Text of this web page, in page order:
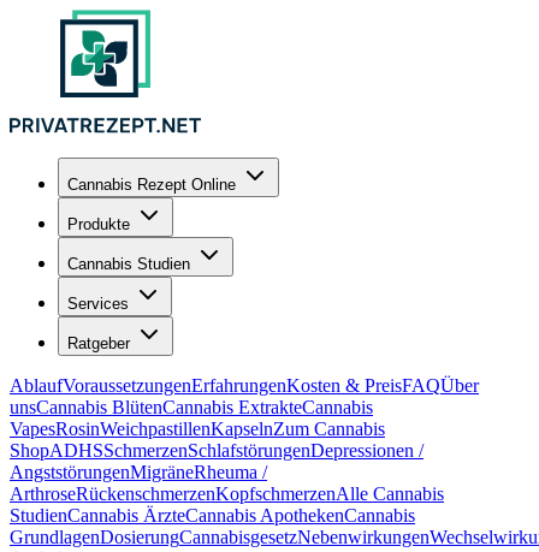
Cannabis Rezept Online
Produkte
Cannabis Studien
Services
Ratgeber
AblaufVoraussetzungenErfahrungenKosten & PreisFAQÜber
unsCannabis BlütenCannabis ExtrakteCannabis
VapesRosinWeichpastillenKapselnZum Cannabis
ShopADHSSchmerzenSchlafstörungenDepressionen /
AngststörungenMigräneRheuma /
ArthroseRückenschmerzenKopfschmerzenAlle Cannabis
StudienCannabis ÄrzteCannabis ApothekenCannabis
GrundlagenDosierungCannabisgesetzNebenwirkungen